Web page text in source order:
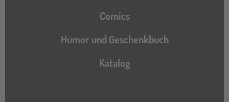
Comics
Humor und Geschenkbuch
Katalog
Katalog